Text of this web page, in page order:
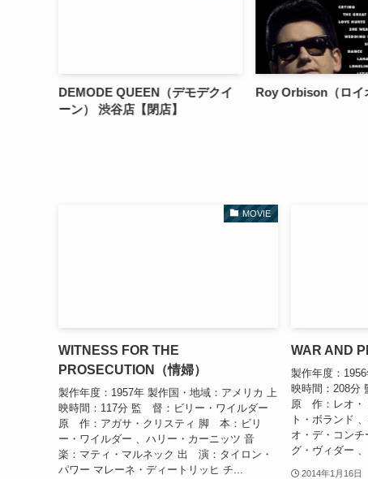
DEMODE QUEEN（デモデクイ
ーン） 渋谷店【閉店】
Roy Orbison（ロイ
MOVIE
WITNESS FOR THE
PROSECUTION（情婦）
製作年度：1957年 製作国・地域：アメリカ 上
映時間：117分 監 督：ビリー・ワイルダー
原 作：アガサ・クリスティ 脚 本：ビリ
ー・ワイルダー 、ハリー・カーニッツ 音
楽：マティ・マルネック 出 演：タイロン・
パワー マレーネ・ディートリッヒ チ...
WAR AND
製作年度：
映時間：208分
原 作：レオ・
ト・ボランド
オ・デ・コン
グ・ヴィダー
2014年1月16日